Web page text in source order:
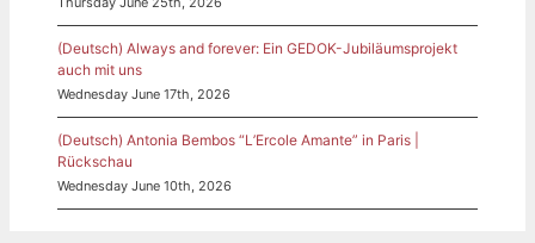
(Deutsch) Always and forever: Ein GEDOK-Jubiläumsprojekt
auch mit uns
Wednesday June 17th, 2026
(Deutsch) Antonia Bembos “L’Ercole Amante” in Paris |
Rückschau
Wednesday June 10th, 2026